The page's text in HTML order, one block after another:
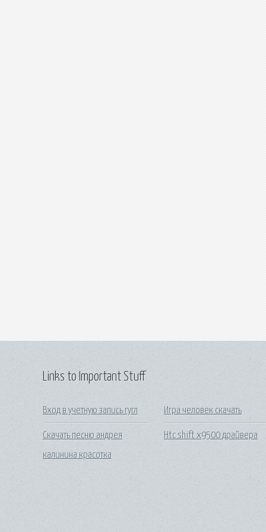
Links to Important Stuff
Вход в учетную запись гугл
Скачать песню андрея
калинина красотка
Игра человек скачать
Htc shift x9500 драйвера